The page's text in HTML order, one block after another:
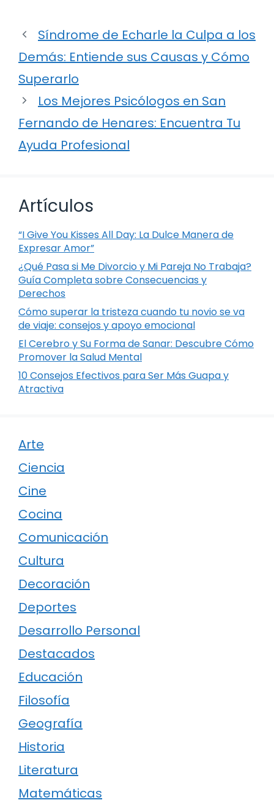
Síndrome de Echarle la Culpa a los
Demás: Entiende sus Causas y Cómo
Superarlo
Los Mejores Psicólogos en San
Fernando de Henares: Encuentra Tu
Ayuda Profesional
Artículos
“I Give You Kisses All Day: La Dulce Manera de
Expresar Amor”
¿Qué Pasa si Me Divorcio y Mi Pareja No Trabaja?
Guía Completa sobre Consecuencias y
Derechos
Cómo superar la tristeza cuando tu novio se va
de viaje: consejos y apoyo emocional
El Cerebro y Su Forma de Sanar: Descubre Cómo
Promover la Salud Mental
10 Consejos Efectivos para Ser Más Guapa y
Atractiva
Arte
Ciencia
Cine
Cocina
Comunicación
Cultura
Decoración
Deportes
Desarrollo Personal
Destacados
Educación
Filosofía
Geografía
Historia
Literatura
Matemáticas